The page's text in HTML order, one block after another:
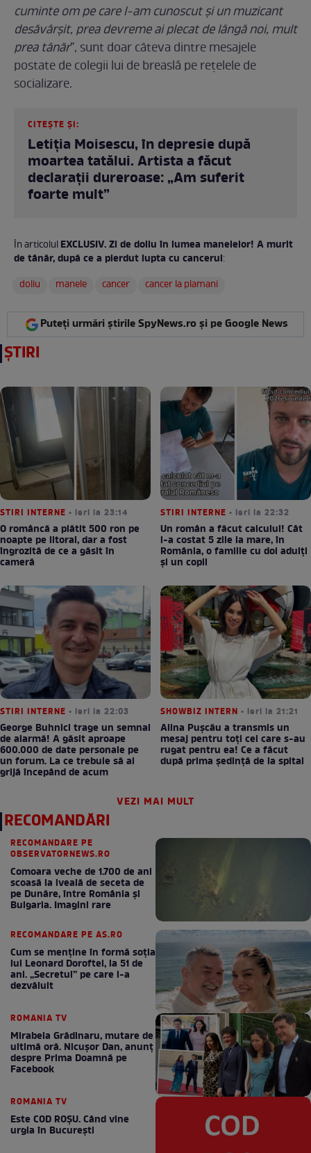
cuminte om pe care l-am cunoscut și un muzicant
desăvârșit, prea devreme ai plecat de lângă noi, mult
prea tânăr”, sunt doar câteva dintre mesajele
postate de colegii lui de breaslă pe rețelele de
socializare.
CITEȘTE ȘI:
Letiția Moisescu, în depresie după
moartea tatălui. Artista a făcut
declarații dureroase: „Am suferit
foarte mult”
În articolulEXCLUSIV. Zi de doliu în lumea manelelor! A murit
de tânăr, după ce a pierdut lupta cu cancerul:
doliu
manele cancer cancer la plamani
Puteți urmări știrile SpyNews.ro și pe Google News
ȘTIRI
STIRI INTERNE • ieri la 23:14
O româncă a plătit 500 ron pe
noapte pe litoral, dar a fost
îngrozită de ce a găsit în
cameră
STIRI INTERNE • ieri la 22:32
Un român a făcut calculul! Cât
l-a costat 5 zile la mare, în
România, o familie cu doi adulți
și un copil
STIRI INTERNE • ieri la 22:03
George Buhnici trage un semnal
de alarmă! A găsit aproape
600.000 de date personale pe
un forum. La ce trebuie să ai
grijă începând de acum
SHOWBIZ INTERN • ieri la 21:21
Alina Pușcău a transmis un
mesaj pentru toți cei care s-au
rugat pentru ea! Ce a făcut
după prima ședință de la spital
VEZI MAI MULT
RECOMANDĂRI
RECOMANDARE PE
OBSERVATORNEWS.RO
Comoara veche de 1.700 de ani
scoasă la iveală de seceta de
pe Dunăre, între România şi
Bulgaria. Imagini rare
RECOMANDARE PE AS.RO
Cum se menţine în formă soţia
lui Leonard Doroftei, la 51 de
ani. „Secretul” pe care l-a
dezvăluit
ROMANIA TV
Mirabela Grădinaru, mutare de
ultimă oră. Nicuşor Dan, anunţ
despre Prima Doamnă pe
Facebook
ROMANIA TV
Este COD ROŞU. Când vine
urgia în Bucureşti